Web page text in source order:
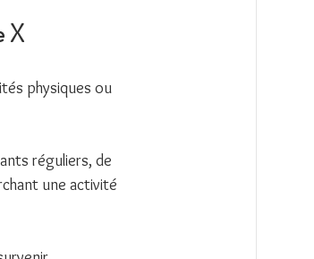
X
physiques ou
réguliers, de
une activité